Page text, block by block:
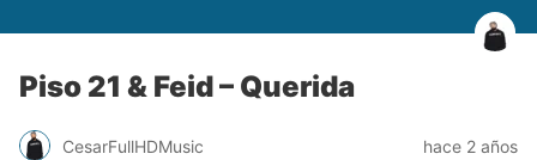
Piso 21 & Feid – Querida
CesarFullHDMusic hace 2 años